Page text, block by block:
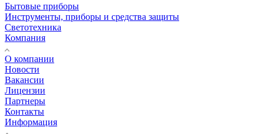
Бытовые приборы
Инструменты, приборы и средства защиты
Светотехника
Компания
О компании
Новости
Вакансии
Лицензии
Партнеры
Контакты
Информация